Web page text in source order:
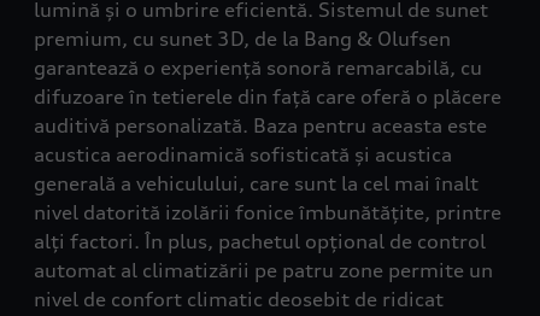
lumină și o umbrire eficientă. Sistemul de sunet
premium, cu sunet 3D, de la Bang & Olufsen
garantează o experiență sonoră remarcabilă, cu
difuzoare în tetierele din față care oferă o plăcere
auditivă personalizată. Baza pentru aceasta este
acustica aerodinamică sofisticată și acustica
generală a vehiculului, care sunt la cel mai înalt
nivel datorită izolării fonice îmbunătățite, printre
alți factori. În plus, pachetul opțional de control
automat al climatizării pe patru zone permite un
nivel de confort climatic deosebit de ridicat